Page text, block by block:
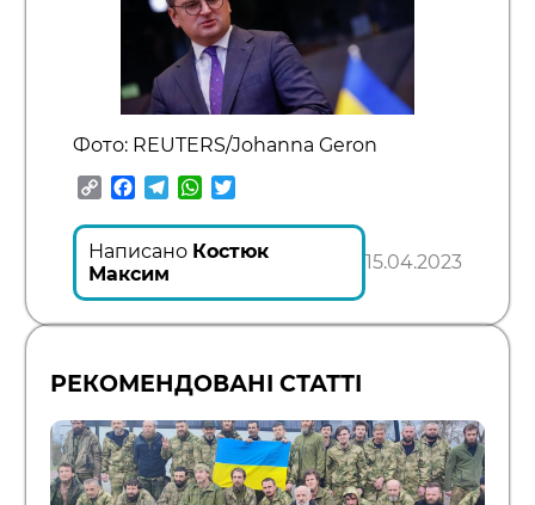
Фото: REUTERS/Johanna Geron
CopyFacebook
TelegramWhatsApp
Написано Костюк
Максим
15.04.2023
РЕКОМЕНДОВАНІ СТАТТІ